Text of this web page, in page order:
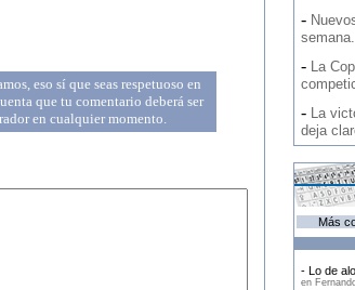
eso sí que seas respetuoso en
que tu comentario deberá ser
en cualquier momento.
-
semana.
- La
- La
deja
Más
- Lo de
en